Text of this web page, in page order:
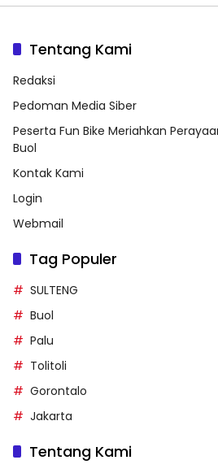
Tentang Kami
Redaksi
Pedoman Media Siber
Peserta Fun Bike Meriahkan
Buol
Kontak Kami
Login
Webmail
Tag Populer
SULTENG
Buol
Palu
Tolitoli
Gorontalo
Jakarta
Tentang Kami